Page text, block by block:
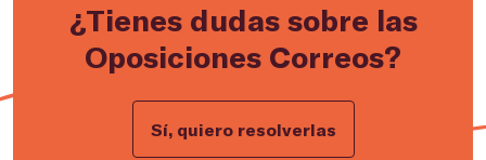
¿Tienes dudas sobre las
Oposiciones Correos?
Sí, quiero resolverlas